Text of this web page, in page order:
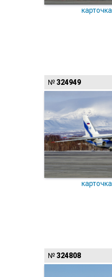
№324949
№324808